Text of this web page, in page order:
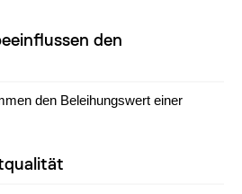
den
den Beleihungswert einer